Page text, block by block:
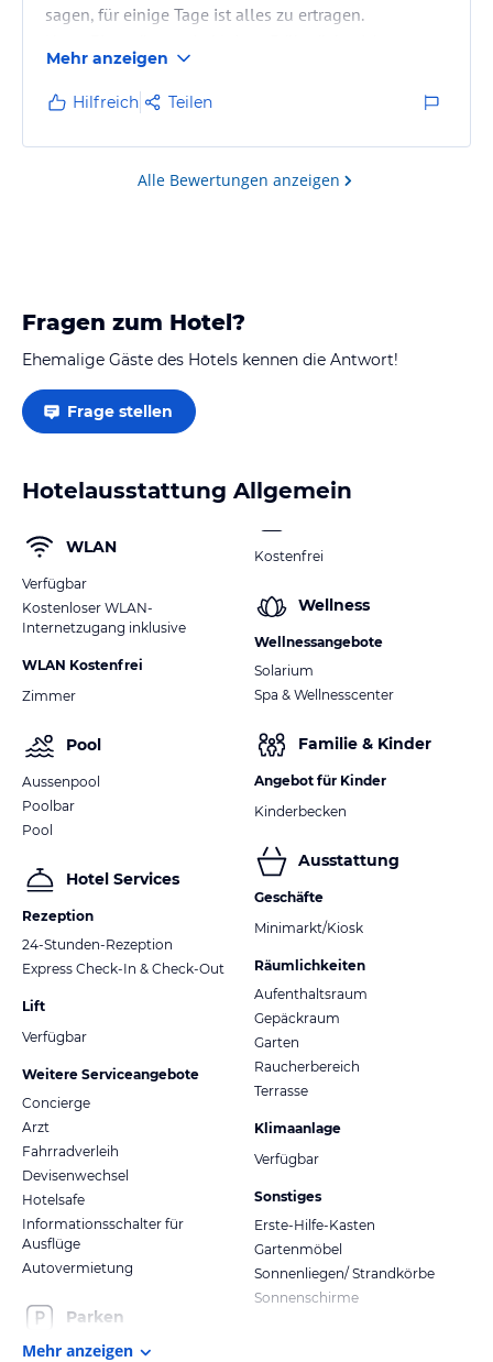
sagen, für einige Tage ist alles zu ertragen.
übermäßig, doch da wir ja auf unsere Ernährung
achten sollen, war es für mich ausreichend.
Sauber und zuvorkommend
Mehr anzeigen
Hilfreich Teilen
Alle Bewertungen anzeigen
Fragen zum Hotel?
Ehemalige Gäste des Hotels kennen die Antwort!
Frage stellen
Hotelausstattung Allgemein
WLAN
Verfügbar
Kostenloser WLAN-
Internetzugang inklusive
WLAN Kostenfrei
Zimmer
Pool
Aussenpool
Poolbar
Pool
Hotel Services
Rezeption
24-Stunden-Rezeption
Express Check-In & Check-Out
Lift
Verfügbar
Weitere Serviceangebote
Concierge
Arzt
Fahrradverleih
Devisenwechsel
Hotelsafe
Informationsschalter für
Ausflüge
Autovermietung
Parken
Kostenfrei
Wellness
Wellnessangebote
Solarium
Spa & Wellnesscenter
Familie & Kinder
Angebot für Kinder
Kinderbecken
Ausstattung
Geschäfte
Minimarkt/Kiosk
Räumlichkeiten
Aufenthaltsraum
Gepäckraum
Garten
Raucherbereich
Terrasse
Klimaanlage
Verfügbar
Sonstiges
Erste-Hilfe-Kasten
Gartenmöbel
Sonnenliegen/ Strandkörbe
Sonnenschirme
Mehr anzeigen